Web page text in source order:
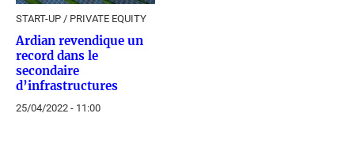
START-UP / PRIVATE EQUITY
Ardian revendique un
record dans le
secondaire
d’infrastructures
25/04/2022 - 11:00